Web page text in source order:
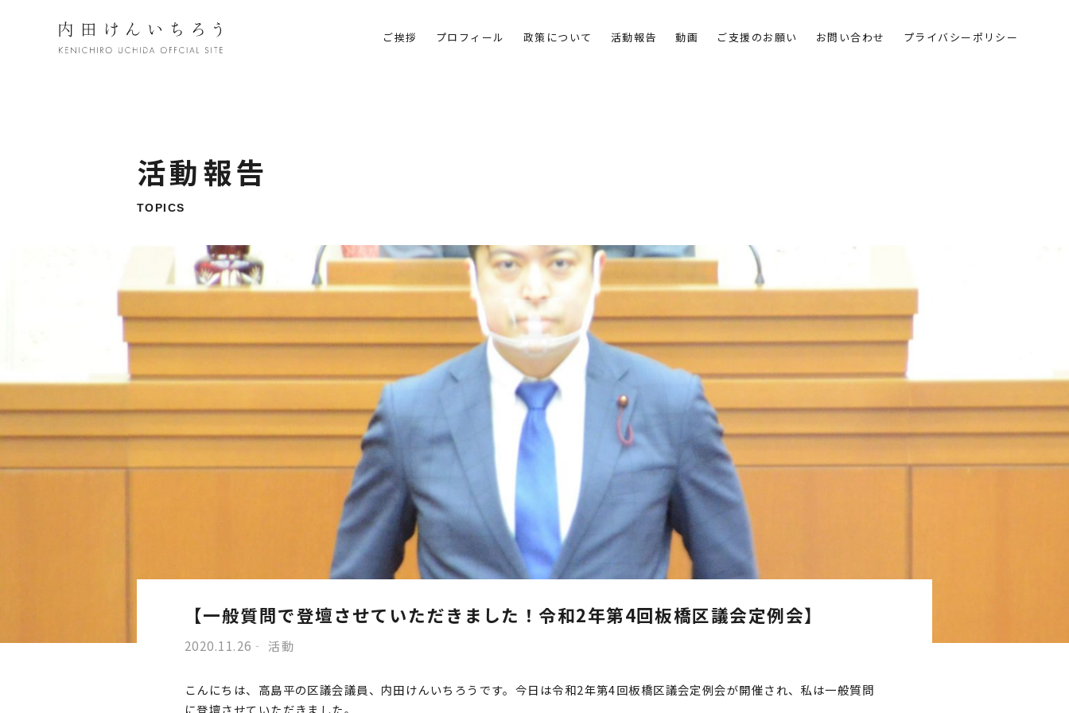
ご挨拶 プロフィール 政策について 活動報告 動画 ご支援のお願い お問い合わせ プライバシーポリシー
活動報告
TOPICS
【一般質問で登壇させていただきました！令和2年第4回板橋区議会定例会】
2020.11.26 活動
こんにちは、高島平の区議会議員、内田けんいちろうです。今日は令和2年第4回板橋区議会定例会が開催され、私は一般質問
に登壇させていただきました。